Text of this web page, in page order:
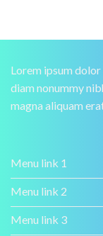
Lorem ipsum
diam nonummy
magna aliquam
Menu link 1
Menu link 2
Menu link 3